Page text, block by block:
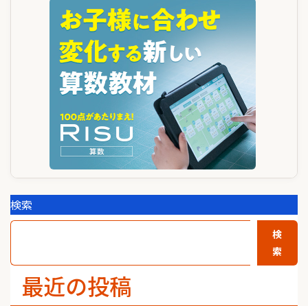
検索
検
索
最近の投稿